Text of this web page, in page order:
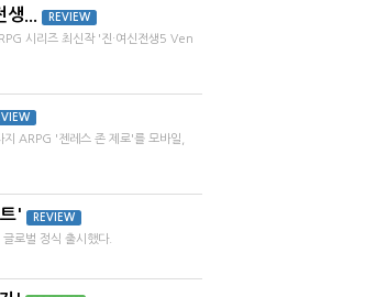
생... REVIEW
시리즈 최신작 '진·여신전생5 Ven
ARPG '젠레스 존 제로'를 모바일,
'
로벌 정식 출시했다.